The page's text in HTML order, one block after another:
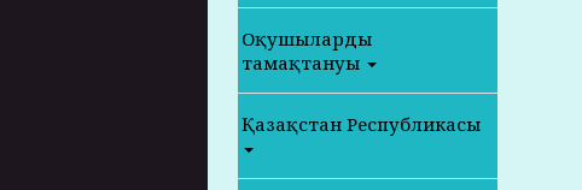
Оқушылардың
тамақтануы
Қазақстан Республикасы